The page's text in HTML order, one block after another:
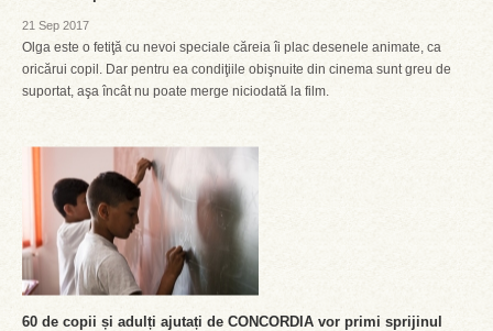
21 Sep 2017
Olga este o fetiţă cu nevoi speciale căreia îi plac desenele animate, ca
oricărui copil. Dar pentru ea condiţiile obişnuite din cinema sunt greu de
suportat, aşa încât nu poate merge niciodată la film.
60 de copii și adulți ajutați de CONCORDIA vor primi sprijinul